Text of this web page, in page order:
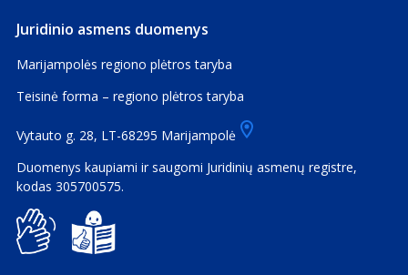
Juridinio asmens duomenys
Marijampolės regiono plėtros taryba
Teisinė forma – regiono plėtros taryba
Vytauto g. 28, LT-68295 Marijampolė
Duomenys kaupiami ir saugomi Juridinių asmenų registre,
kodas 305700575.